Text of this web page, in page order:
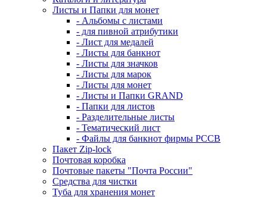
Листы и Папки для монет
- Альбомы с листами
- для пивной атрибутики
- Лист для медалей
- Листы для банкнот
- Листы для значков
- Листы для марок
- Листы для монет
- Листы и Папки GRAND
- Папки для листов
- Разделительные листы
- Тематический лист
- Файлы для банкнот фирмы PCCB
Пакет Zip-lock
Почтовая коробка
Почтовые пакеты "Почта России"
Средства для чистки
Туба для хранения монет